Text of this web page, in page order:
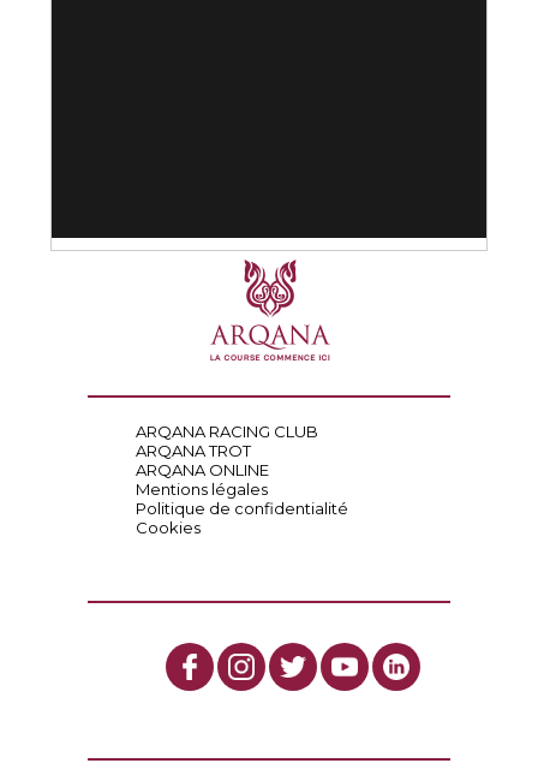
ARQANA RACING CLUB
ARQANA TROT
ARQANA ONLINE
Mentions légales
Politique de confidentialité
Cookies